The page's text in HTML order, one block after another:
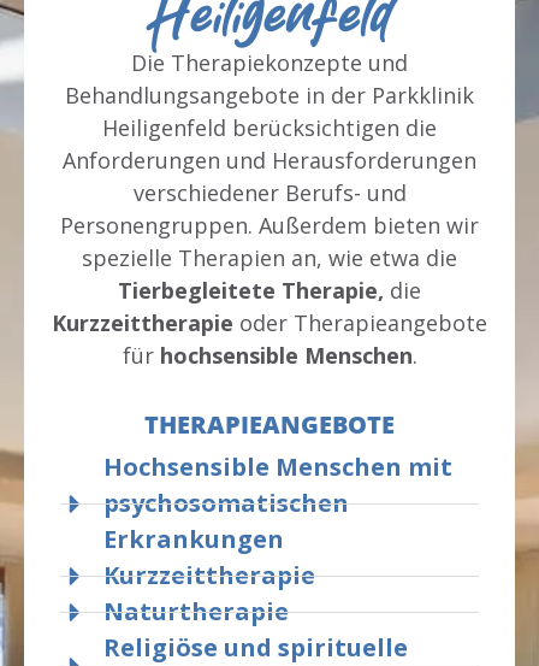
hoher Belastung stehen, ist ein solcher
Ort von unschätzbarem Wert. Ich bin
sehr dankbar für die Unterstützung,
die ich hier erfahren durfte.⭐️⭐️⭐️⭐️⭐️
Uneingeschränkte Empfehlung.
Heiligenfeld
Die Therapiekonzepte und
Behandlungsangebote in der Parkklinik
Heiligenfeld berücksichtigen die
Anforderungen und Herausforderungen
verschiedener Berufs- und
Personengruppen. Außerdem bieten wir
spezielle Therapien an, wie etwa die
Tierbegleitete Therapie, die
Kurzzeittherapie oder Therapieangebote
für hochsensible Menschen.
THERAPIEANGEBOTE
Hochsensible Menschen mit
psychosomatischen
Erkrankungen
Kurzzeittherapie
Naturtherapie
Religiöse und spirituelle